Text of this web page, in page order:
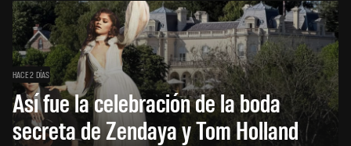
HACE 2 DÍAS
Así fue la celebración de la boda
secreta de Zendaya y Tom Holland